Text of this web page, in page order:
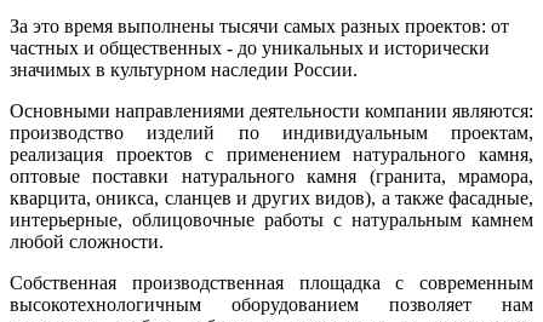
За это время выполнены тысячи самых разных проектов: от
частных и общественных - до уникальных и исторически
значимых в культурном наследии России.
Основными направлениями деятельности компании являются:
производство изделий по индивидуальным проектам,
реализация проектов с применением натурального камня,
оптовые поставки натурального камня (гранита, мрамора,
кварцита, оникса, сланцев и других видов), а также фасадные,
интерьерные, облицовочные работы с натуральным камнем
любой сложности.
Собственная производственная площадка с современным
высокотехнологичным оборудованием позволяет нам